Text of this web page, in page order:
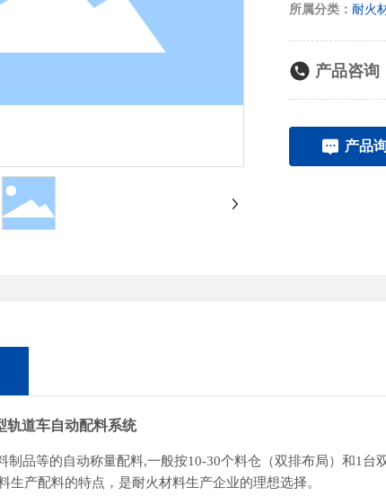
所属分类： 耐火
产品咨询
产品
轨道车自动配料系统
制品等的自动称量配料,一般按10-30个料仓（双排布局）和1 台
生产配料的特点，是耐火材料生产企业的理想选择。